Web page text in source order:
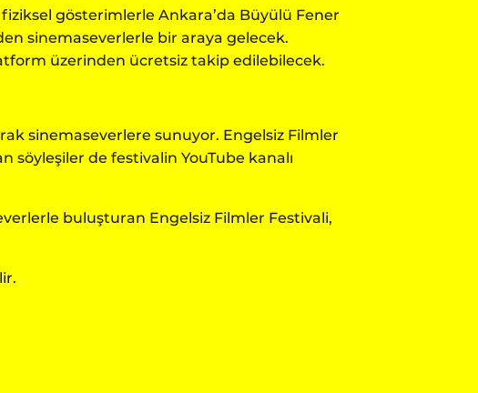
fiziksel gösterimlerle Ankara’da Büyülü Fener
sinemaseverlerle bir araya gelecek.
üzerinden ücretsiz takip edilebilecek.
sinemaseverlere sunuyor. Engelsiz Filmler
söyleşiler de festivalin YouTube kanalı
buluşturan Engelsiz Filmler Festivali,